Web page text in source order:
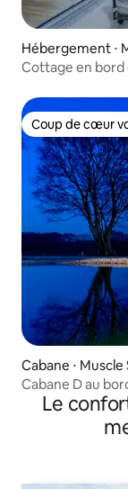
Hébergement ⋅
Cottage en bord
Coup de cœur
Coup de cœur
Cabane ⋅ Muscle
Cabane D au
Le